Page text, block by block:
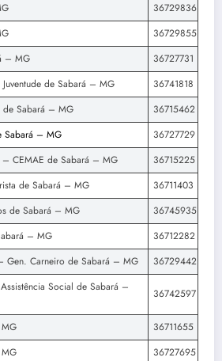
36729836
36729855
– MG
36727731
de Sabará – MG
36741818
Sabará – MG
36715462
Sabará – MG
36727729
– CEMAE de Sabará – MG
36715225
de Sabará – MG
36711403
de Sabará – MG
36745935
– MG
36712282
Gen. Carneiro de Sabará – MG
36729442
Social de Sabará –
36742597
36711655
36727695